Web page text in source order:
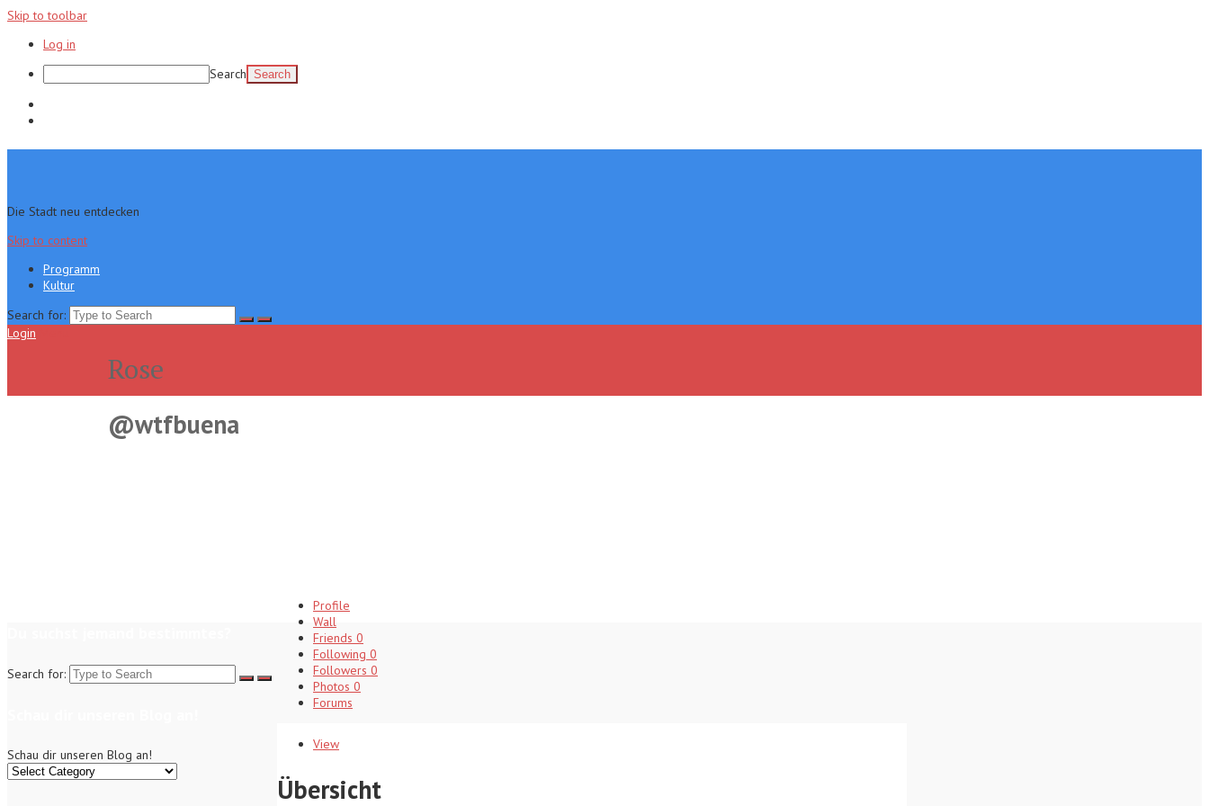
Skip to toolbar
Log in
Search
Die Stadt neu entdecken
Skip to content
Programm
Kultur
Search for:
Login
Profile
Wall
Friends 0
Following 0
Followers 0
Photos 0
Forums
View
Übersicht
Rose
@wtfbuena
Search for:
Schau dir unseren Blog an!